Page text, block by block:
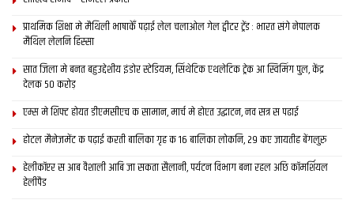
प्राथमिक शि‍क्षा मे मैथि‍ली भाषाकेँ पढ़ाई लेल चलाओल गेल ट्वीटर ट्रेंड : भारत संगे नेपालक
मैथिल लेलनि हिस्सा
सात जिला मे बनत बहुउद्देशीय इंडोर स्‍टेडि‍यम, सिंथेटिक एथलेटिक ट्रेक आ स्विमिंग पुल, केंद्र
देलक 50 करोड़
एम्स मे शिफ्ट होयत डीएमसीएच क सामान, मार्च मे होएत उद्घाटन, नव सत्र स पढाई
होटल मैनेजमेंट क पढ़ाई करती बालिका गृह क 16 बालिका लोकनि, 29 कए जायतीह बेंगलुरु
हेलीकॉप्टर स आब वैशाली आबि जा सकता सैलानी, पर्यटन विभाग बना रहल अछि कॉमर्शियल
हेलीपैड